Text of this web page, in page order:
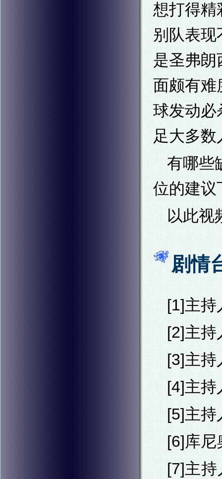
想打得精
别队表现
是圣弗朗
面颇有难
球发动必
足大多数
有哪些
位的建议
以此视
剧情
[1]主持
[2]主持
[3]主持
[4]主持
[5]主持
[6]库
[7]主持